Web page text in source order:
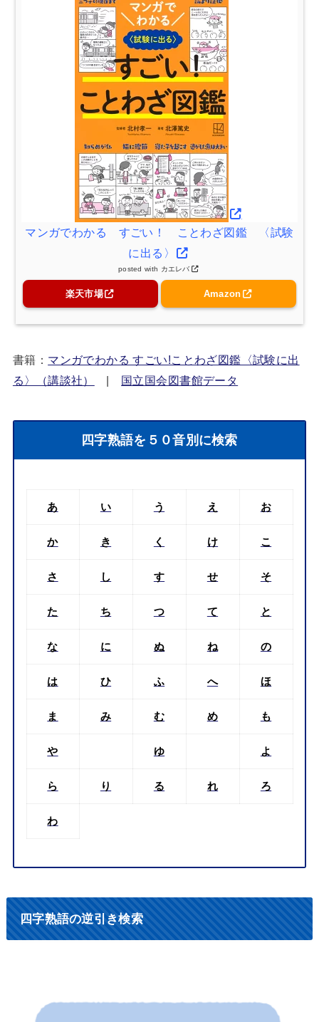
マンガでわかる すごい！ ことわざ図鑑 〈試験
に出る〉
posted with カエレバ
楽天市場 Amazon
書籍： マンガでわかる すごい!ことわざ図鑑〈試験に出
る〉（講談社）
| 国立国会図書館データ
四字熟語を５０音別に検索
あ い う え お
か き く け こ
さ し す せ そ
た ち つ て と
な に ぬ ね の
は ひ ふ へ ほ
ま み む め も
や ゆ よ
ら り る れ ろ
わ
四字熟語の逆引き検索